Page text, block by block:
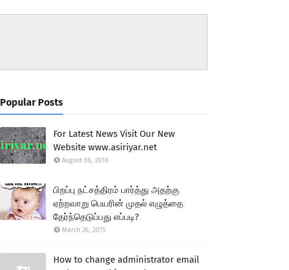
Popular Posts
For Latest News Visit Our New
Website www.asiriyar.net
August 06, 2018
பிறப்பு நட்சத்திரம் பார்த்து அதற்கு
ஏற்றவாறு பெயரின் முதல் எழுத்தை
தேர்ந்தெடுப்பது எப்படி?
March 26, 2015
How to change administrator email